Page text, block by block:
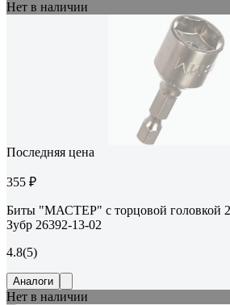
Нет в наличии
Последняя цена
355 ₽
Биты "МАСТЕР" с торцовой головкой
Зубр 26392-13-02
4.8(5)
Аналоги
Нет в наличии